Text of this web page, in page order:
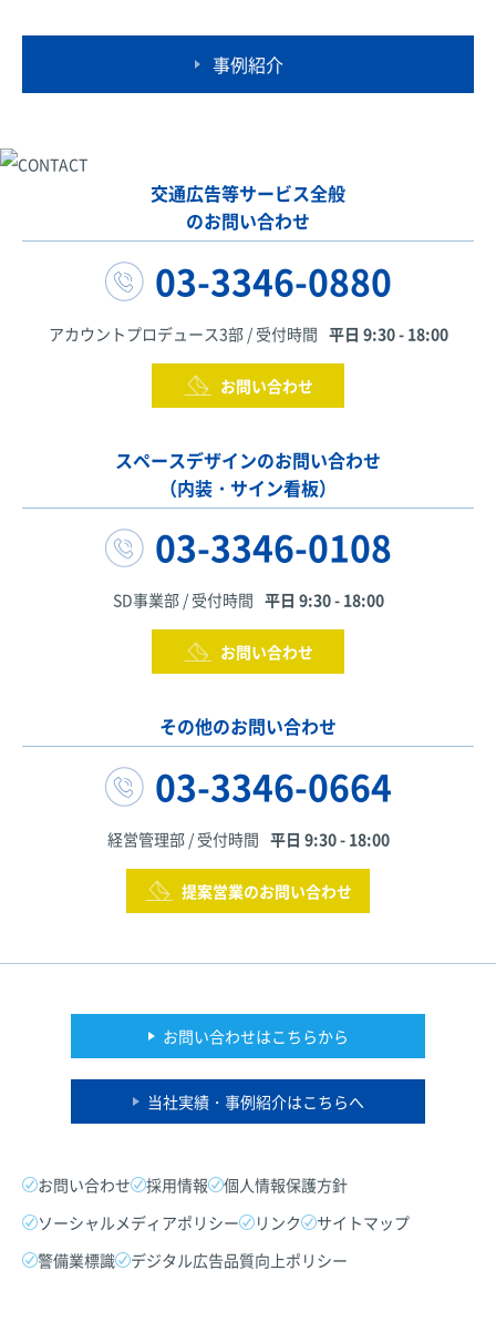
事例紹介
交通広告等サービス全般
のお問い合わせ
03-3346-0880
アカウントプロデュース3部 / 受付時間 平日 9:30 - 18:00
お問い合わせ
スペースデザインのお問い合わせ
（内装・サイン看板）
03-3346-0108
SD事業部 / 受付時間 平日 9:30 - 18:00
お問い合わせ
その他のお問い合わせ
03-3346-0664
経営管理部 / 受付時間 平日 9:30 - 18:00
提案営業のお問い合わせ
お問い合わせはこちらから
当社実績・事例紹介はこちらへ
お問い合わせ 採用情報
個人情報保護方針
ソーシャルメディアポリシー
リンク
サイトマップ
警備業標識
デジタル広告品質向上ポリシー